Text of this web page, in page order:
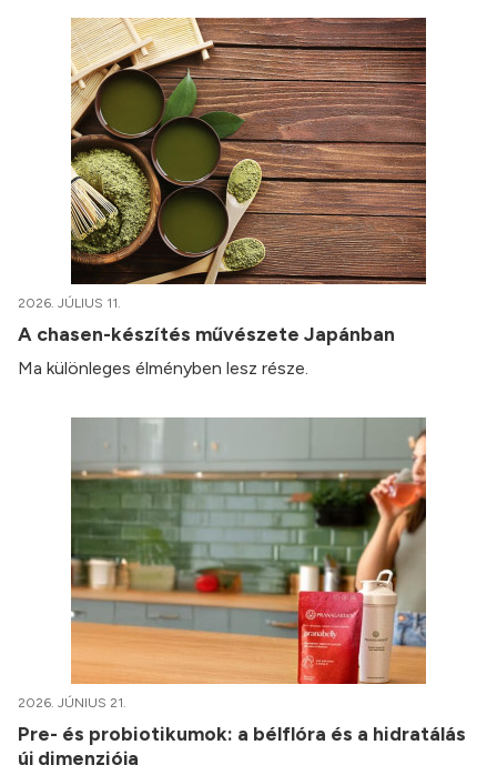
2026. JÚLIUS 11.
A chasen-készítés művészete Japánban
Ma különleges élményben lesz része.
2026. JÚNIUS 21.
Pre- és probiotikumok: a bélflóra és a hidratálás
új dimenziója